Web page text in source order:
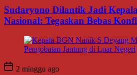
Sudaryono Dilantik Jadi
Nasional: Tegaskan Bebas
2 minggu ago